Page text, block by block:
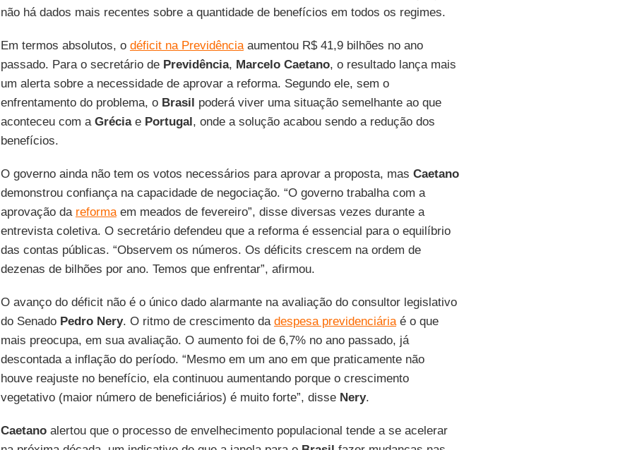
não há dados mais recentes sobre a quantidade de benefícios em todos os regimes.
Em termos absolutos, o déficit na Previdênciaaumentou R$ 41,9 bilhões no ano
passado. Para o secretário de Previdência, Marcelo Caetano, o resultado lança mais
um alerta sobre a necessidade de aprovar a reforma. Segundo ele, sem o
enfrentamento do problema, o Brasil poderá viver uma situação semelhante ao que
aconteceu com a Gréciae Portugal, onde a solução acabou sendo a redução dos
benefícios.
O governo ainda não tem os votos necessários para aprovar a proposta, mas Caetano
demonstrou confiança na capacidade de negociação. “O governo trabalha com a
aprovação da reformaem meados de fevereiro”, disse diversas vezes durante a
entrevista coletiva. O secretário defendeu que a reforma é essencial para o equilíbrio
das contas públicas. “Observem os números. Os déficits crescem na ordem de
dezenas de bilhões por ano. Temos que enfrentar”, afirmou.
O avanço do déficit não é o único dado alarmante na avaliação do consultor legislativo
do Senado Pedro Nery. O ritmo de crescimento da despesa previdenciáriaé o que
mais preocupa, em sua avaliação. O aumento foi de 6,7% no ano passado, já
descontada a inflação do período. “Mesmo em um ano em que praticamente não
houve reajuste no benefício, ela continuou aumentando porque o crescimento
vegetativo (maior número de beneficiários) é muito forte”, disse Nery.
Caetanoalertou que o processo de envelhecimento populacional tende a se acelerar